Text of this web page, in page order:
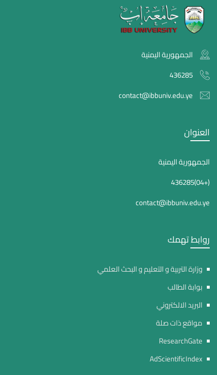
الجمهورية اليمنية
436285
contact@ibbuniv.edu.ye
العنوان
الجمهورية اليمنية
(+04)436285
contact@ibbuniv.edu.ye
روابط تهمك
وزارة التربية و التعليم و البحث العلمي
بوابة الطالب
البريد الالكتروني
مواقع ذات صلة
ResearchGate
AdScientificIndex